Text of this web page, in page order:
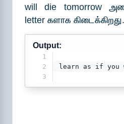
will die tomorrow
letter களாக கிடைக்கிறது.
Output:
1
2
learn as if
3